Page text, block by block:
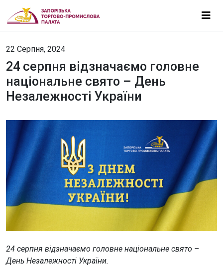
22 Серпня, 2024
24 серпня відзначаємо головне
національне свято – День
Незалежності України
24 серпня відзначаємо головне національне свято –
День Незалежності України.